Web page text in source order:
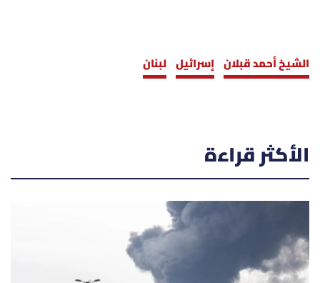
الشيخ أحمد قبلان إسرائيل لبنان
الأكثر قراءة